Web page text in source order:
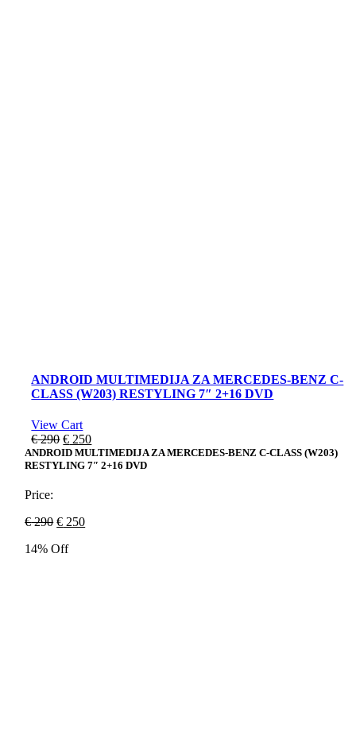
ANDROID MULTIMEDIJA ZA MERCEDES-BENZ C-
CLASS (W203) RESTYLING 7″ 2+16 DVD
View Cart
€290 Original
price
was:
€ 250Current
price
is:
ANDROID MULTIMEDIJA ZA MERCEDES-BENZ C-CLASS (W203)
RESTYLING 7″ 2+16 DVD
Price:
€290 Original
was:
€ 250Current
14% Off